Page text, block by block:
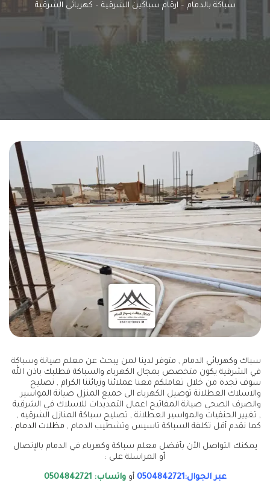
سباكة بالدمام – ارقام سباكين الشرقية – كهربائي الشرقية
سباك وكهربائي الدمام , متوفر لدينا لمن يبحث عن معلم صيانة وسباكة
في الشرقية يكون متخصص بمجال الكهرباء والسباكة فطلبك باذن الله
سوف تجدة من خلال تعاملكم معنا عملائنا وزبائننا الكرام , تصليح
والاسلاك العطلانة توصيل الكهرباء الى جميع المنزل صيانة المواسير
والصرف الصحي صيانة المفاتيح اعمال التمديدات للاسلاك في الشرقية
, تغيير الحنفيات والمواسير العطلانة , تصليح سباكة المنازل الشرقيه ,
كما نقدم أقل تكلفة السباكة تاسيس وتشطيب الدمام , مظلات الدمام .
يمكنك التواصل الأن بأفضل معلم سباكة وكهرباء في الدمام بالإتصال
أو المراسلة على :
عبر الجوال:0504842721 أوواتساب: 0504842721